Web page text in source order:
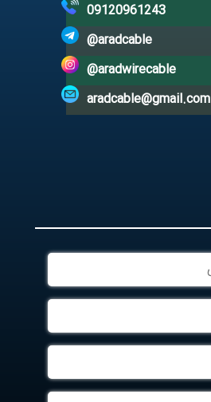
09120961243
@aradcable
@aradwirecable
aradcable@gmail.com